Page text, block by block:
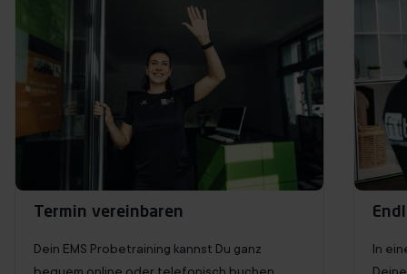
Termin vereinbaren
Dein EMS Probetraining kannst Du ganz
bequem online oder telefonisch buchen.
In